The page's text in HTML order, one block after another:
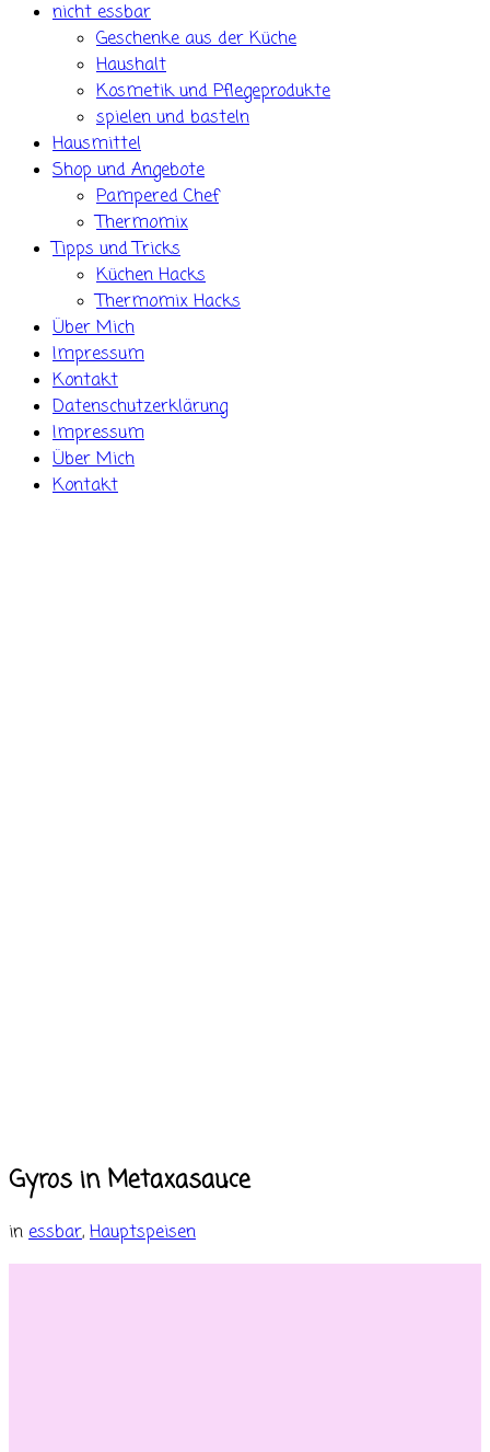
nicht essbar
Geschenke aus der Küche
Haushalt
Kosmetik und Pflegeprodukte
spielen und basteln
Hausmittel
Shop und Angebote
Pampered Chef
Thermomix
Tipps und Tricks
Küchen Hacks
Thermomix Hacks
Über Mich
Impressum
Kontakt
Datenschutzerklärung
Impressum
Über Mich
Kontakt
Gyros in Metaxasauce
in essbar, Hauptspeisen